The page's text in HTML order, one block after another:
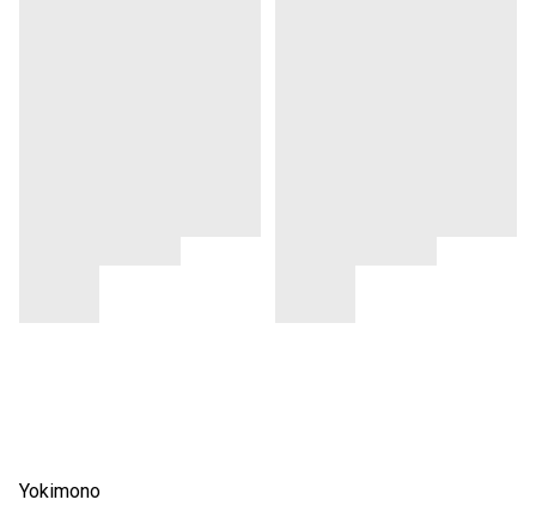
Yokimono